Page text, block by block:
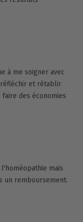
à me soigner avec
et rétablir
des économies
mais
un remboursement.